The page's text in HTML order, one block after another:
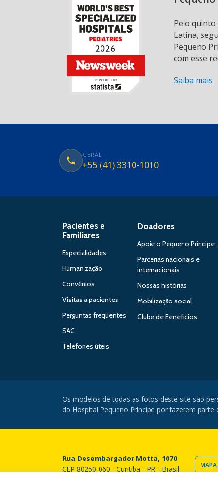
Pelo quinto
Latina,
Pequeno
com esse
Saiba mais
GERAL
+55 (41) 3310-1010
Pacientes e
Familiares
Especialidades
Humanização
Convênios
Visitas a pacientes
Perguntas frequentes
SAC
Telefones úteis
Doadores
Apoie o Pequeno Príncipe
Parcerias nacionais e
internacionais
Nossas histórias
Mobilização social
Clube de Benefícios
Os modelos de todas as fotos deste site são
do Hospital Pequeno Príncipe por fazerem parte
Rua Desembargador Motta, 1070
CEP 80250-060 - Curitiba - PR - Brasil
MAPA